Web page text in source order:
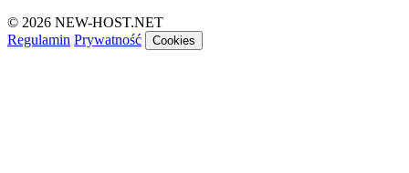
© 2026 NEW-HOST.NET
Regulamin Prywatność Cookies